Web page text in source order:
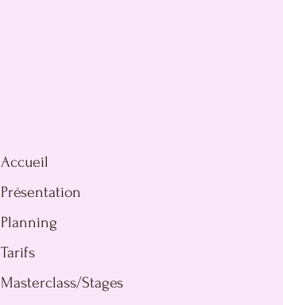
Accueil
Présentation
Planning
Tarifs
Masterclass/Stages